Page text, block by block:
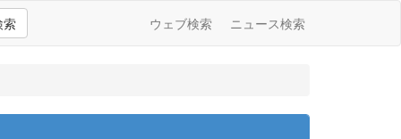
索 ウェブ検索 ニュース検索